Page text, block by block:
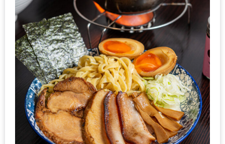
ข้าว
อะไร
เอ่ย
อร่อย
ที่สุด?
งาน
แฟร์
เรื่อง